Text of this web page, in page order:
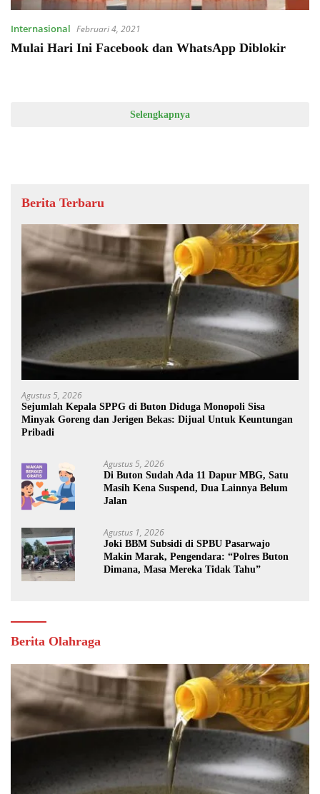
Internasional Februari 4, 2021
Mulai Hari Ini Facebook dan WhatsApp Diblokir
Selengkapnya
Berita Terbaru
Agustus 5, 2026
Sejumlah Kepala SPPG di Buton Diduga Monopoli Sisa
Minyak Goreng dan Jerigen Bekas: Dijual Untuk Keuntungan
Pribadi
Agustus 5, 2026
Di Buton Sudah Ada 11 Dapur MBG, Satu
Masih Kena Suspend, Dua Lainnya Belum
Jalan
Agustus 1, 2026
Joki BBM Subsidi di SPBU Pasarwajo
Makin Marak, Pengendara: “Polres Buton
Dimana, Masa Mereka Tidak Tahu”
Berita Olahraga